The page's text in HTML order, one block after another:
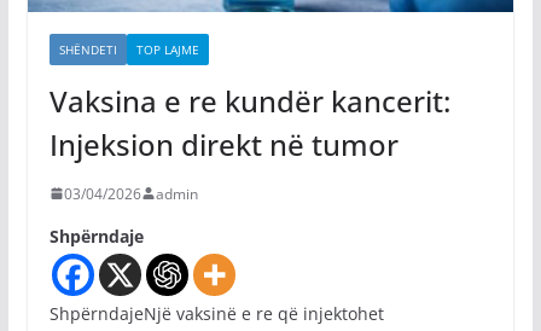
SHËNDETI TOP LAJME
Vaksina e re kundër kancerit:
Injeksion direkt në tumor
03/04/2026 admin
Shpërndaje
ShpërndajeNjë vaksinë e re që injektohet